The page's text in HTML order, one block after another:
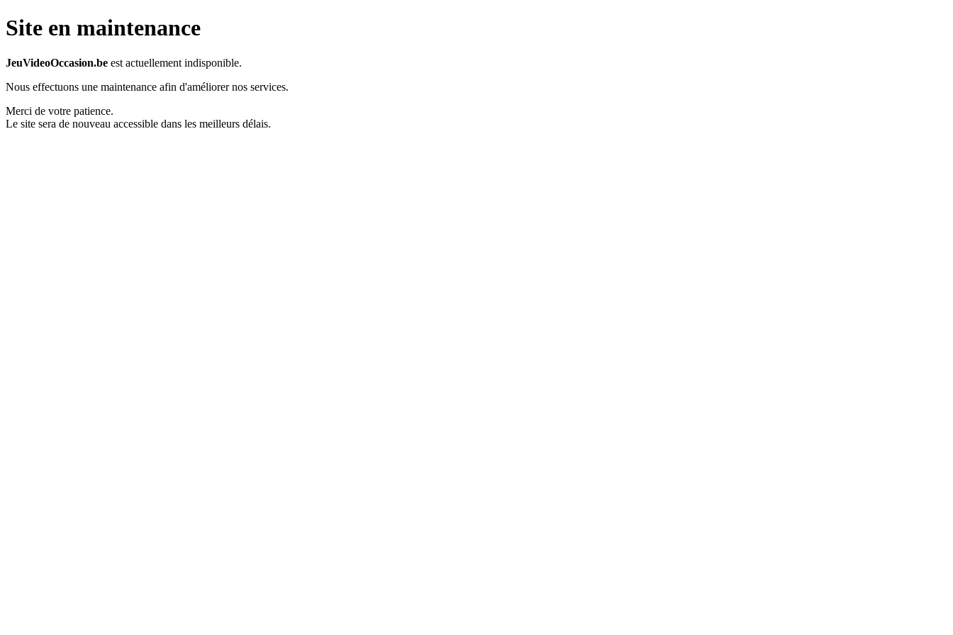
Site en maintenance
JeuVideoOccasion.be est actuellement indisponible.
Nous effectuons une maintenance afin d'améliorer nos services.
Merci de votre patience.
Le site sera de nouveau accessible dans les meilleurs délais.